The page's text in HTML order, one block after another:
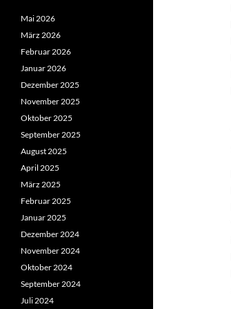
Mai 2026
März 2026
Februar 2026
Januar 2026
Dezember 2025
November 2025
Oktober 2025
September 2025
August 2025
April 2025
März 2025
Februar 2025
Januar 2025
Dezember 2024
November 2024
Oktober 2024
September 2024
Juli 2024